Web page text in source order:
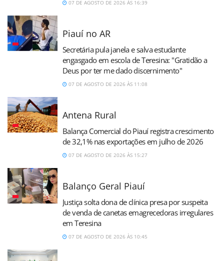
07 DE AGOSTO DE 2026 ÀS 16:39
Piauí no AR
Secretária pula janela e salva estudante
engasgado em escola de Teresina: "Gratidão a
Deus por ter me dado discernimento"
07 DE AGOSTO DE 2026 ÀS 11:08
Antena Rural
Balança Comercial do Piauí registra crescimento
de 32,1% nas exportações em julho de 2026
07 DE AGOSTO DE 2026 ÀS 15:27
Balanço Geral Piauí
Justiça solta dona de clínica presa por suspeita
de venda de canetas emagrecedoras irregulares
em Teresina
07 DE AGOSTO DE 2026 ÀS 10:45